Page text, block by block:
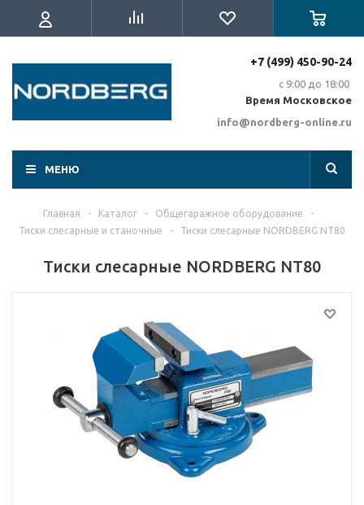
+7 (499) 450-90-24
с 9:00 до 18:00
Время Московское
info@nordberg-online.ru
МЕНЮ
Главная - Каталог - Общегаражное оборудование
-
Тиски слесарные и станочные
- Тиски слесарные NORDBERG NT80
Тиски слесарные NORDBERG NT80